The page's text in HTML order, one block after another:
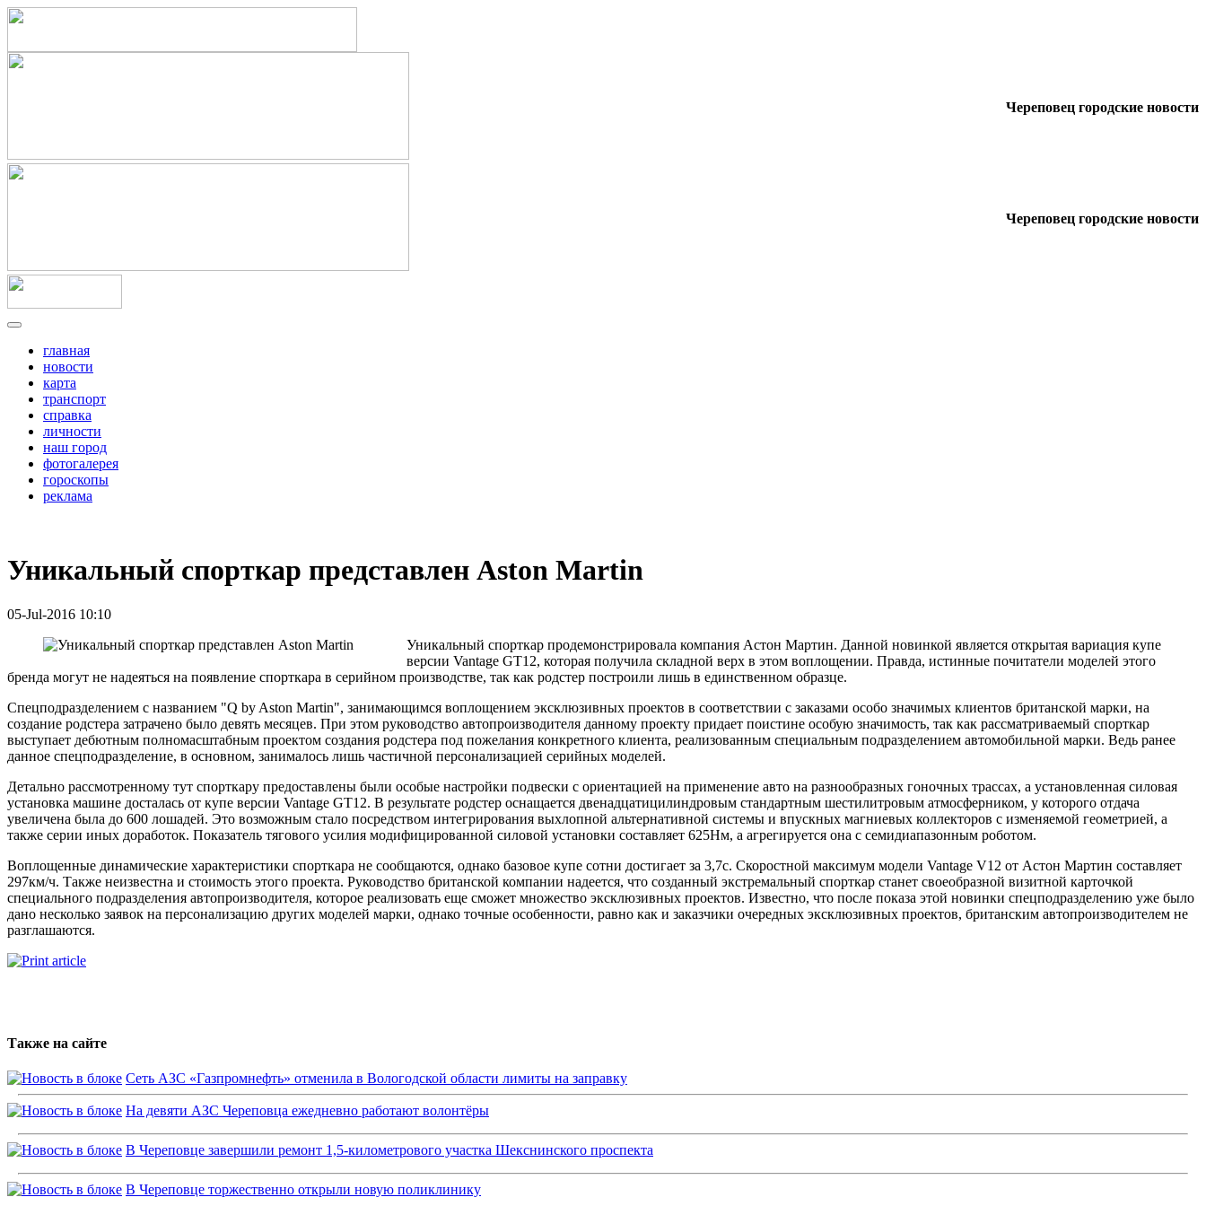
Череповец городские новости
Череповец городские новости
главная
новости
карта
транспорт
справка
личности
наш город
фотогалерея
гороскопы
реклама
Уникальный спорткар представлен Aston Martin
05-Jul-2016 10:10
Уникальный спорткар продемонстрировала компания Астон Мартин. Данной новинкой является открытая вариация купе
версии Vantage GT12, которая получила складной верх в этом воплощении. Правда, истинные почитатели моделей этого
бренда могут не надеяться на появление спорткара в серийном производстве, так как родстер построили лишь в единственном образце.
Спецподразделением с названием "Q by Aston Martin", занимающимся воплощением эксклюзивных проектов в соответствии с заказами особо значимых клиентов британской марки, на
создание родстера затрачено было девять месяцев. При этом руководство автопроизводителя данному проекту придает поистине особую значимость, так как рассматриваемый спорткар
выступает дебютным полномасштабным проектом создания родстера под пожелания конкретного клиента, реализованным специальным подразделением автомобильной марки. Ведь ранее
данное спецподразделение, в основном, занималось лишь частичной персонализацией серийных моделей.
Детально рассмотренному тут спорткару предоставлены были особые настройки подвески с ориентацией на применение авто на разнообразных гоночных трассах, а установленная силовая
установка машине досталась от купе версии Vantage GT12. В результате родстер оснащается двенадцатицилиндровым стандартным шестилитровым атмосферником, у которого отдача
увеличена была до 600 лошадей. Это возможным стало посредством интегрирования выхлопной альтернативной системы и впускных магниевых коллекторов с изменяемой геометрией, а
также серии иных доработок. Показатель тягового усилия модифицированной силовой установки составляет 625Нм, а агрегируется она с семидиапазонным роботом.
Воплощенные динамические характеристики спорткара не сообщаются, однако базовое купе сотни достигает за 3,7с. Скоростной максимум модели Vantage V12 от Астон Мартин составляет
297км/ч. Также неизвестна и стоимость этого проекта. Руководство британской компании надеется, что созданный экстремальный спорткар станет своеобразной визитной карточкой
специального подразделения автопроизводителя, которое реализовать еще сможет множество эксклюзивных проектов. Известно, что после показа этой новинки спецподразделению уже было
дано несколько заявок на персонализацию других моделей марки, однако точные особенности, равно как и заказчики очередных эксклюзивных проектов, британским автопроизводителем не
разглашаются.
Также на сайте
Сеть АЗС «Газпромнефть» отменила в Вологодской области лимиты на заправку
На девяти АЗС Череповца ежедневно работают волонтёры
В Череповце завершили ремонт 1,5-километрового участка Шекснинского проспекта
В Череповце торжественно открыли новую поликлинику